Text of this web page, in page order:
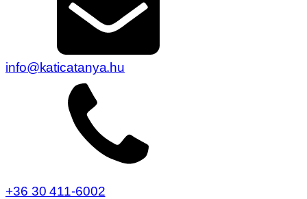
info@katicatanya.hu
+36 30 411-6002